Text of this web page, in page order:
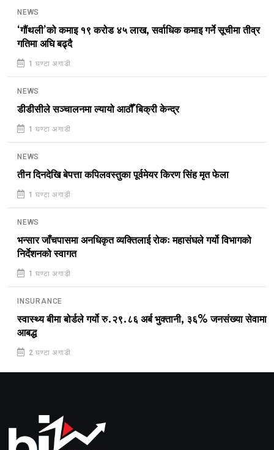
NEWS
‘गौंथली’को कमाइ १९ करोड ४५ लाख, सर्वाधिक कमाइ गर्ने सूचीमा तीव्र
गतिमा अघि बढ्दै
1 घण्टा अगाडी
NEWS
डीडीसीले सञ्चालनमा ल्यायो आठौँ बिक्री केन्द्र
1 घण्टा अगाडी
NEWS
तीन दिनदेखि बेपत्ता कपिलवस्तुका पूर्वमेयर किरण सिंह मृत फेला
1 घण्टा अगाडी
NEWS
भन्सार जाँचपासमा अनधिकृत व्यक्तिलाई रोकः महासंघले गर्यो विभागको
निर्देशनको स्वागत
1 घण्टा अगाडी
INSURANCE
स्वास्थ्य बीमा बोर्डले गर्यो रु.२९.८६ अर्ब भुक्तानी, ३६% जनसंख्या सेवामा
आबद्ध
2 घण्टा अगाडी